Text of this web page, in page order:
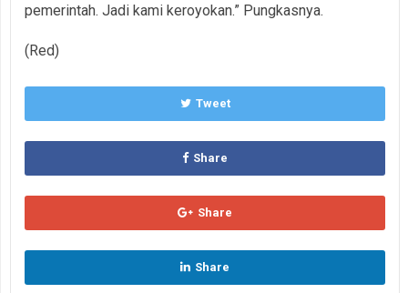
pemerintah. Jadi kami keroyokan.” Pungkasnya.
(Red)
Tweet
Share
Share
Share